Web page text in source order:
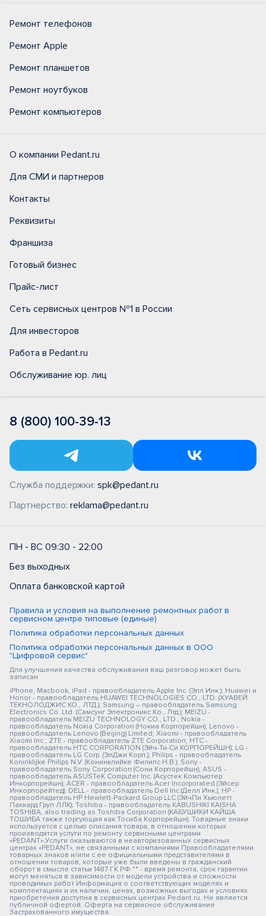
Ремонт телефонов
Ремонт Apple
Ремонт планшетов
Ремонт ноутбуков
Ремонт компьютеров
О компании Pedant.ru
Для СМИ и партнеров
Контакты
Реквизиты
Франшиза
Готовый бизнес
Прайс-лист
Сеть сервисных центров №1 в России
Для инвесторов
Работа в Pedant.ru
Обслуживание юр. лиц
8 (800) 100-39-13
Служба поддержки: spk@pedant.ru
Партнерство: reklama@pedant.ru
ПН - ВС 09:30 - 22:00
Без выходных
Оплата банковской картой
Правила и условия на выполнение ремонтных работ в
сервисном центре типовые (единые)
Политика обработки персональных данных
Политика обработки персональных данных в ООО
"Цифровой сервис"
Для улучшения качества обслуживания ваш разговор может быть
записан
iPhone, Macbook, iPad - правообладатель Apple Inc. (Эпл Инк.); Huawei и
Honor - правообладатель HUAWEI TECHNOLOGIES CO., LTD. (ХУАВЕЙ
ТЕКНОЛОДЖИС КО., ЛТД.); Samsung – правообладатель Samsung
Electronics Co. Ltd. (Самсунг Электроникс Ко., Лтд.); MEIZU -
правообладатель MEIZU TECHNOLOGY CO., LTD.; Nokia -
правообладатель Nokia Corporation (Нокиа Корпорейшн); Lenovo -
правообладатель Lenovo (Beijing) Limited; Xiaomi - правообладатель
Xiaomi Inc.; ZTE - правообладатель ZTE Corporation; HTC -
правообладатель HTC CORPORATION (Эйч-Ти-Си КОРПОРЕЙШН); LG -
правообладатель LG Corp. (ЭлДжи Корп.); Philips - правообладатель
Koninklijke Philips N.V. (Конинклийке Филипс Н.В.); Sony -
правообладатель Sony Corporation (Сони Корпорейшн); ASUS -
правообладатель ASUSTeK Computer Inc. (Асустек Компьютер
Инкорпорейшн); ACER - правообладатель Acer Incorporated (Эйсер
Инкорпорейтед); DELL - правообладатель Dell Inc.(Делл Инк.); HP -
правообладатель HP Hewlett-Packard Group LLC (ЭйчПи Хьюлетт
Паккард Груп ЛЛК); Toshiba - правообладатель KABUSHIKI KAISHA
TOSHIBA, also trading as Toshiba Corporation (КАБУШИКИ КАЙША
ТОШИБА также торгующая как Тосиба Корпорейшн). Товарные знаки
используется с целью описания товара, в отношении которых
производятся услуги по ремонту сервисными центрами
«PEDANT».Услуги оказываются в неавторизованных сервисных
центрах «PEDANT», не связанными с компаниями Правообладателями
товарных знаков и/или с ее официальными представителями в
отношении товаров, которые уже были введены в гражданский
оборот в смысле статьи 1487 ГК РФ ** - время ремонта, срок гарантии
могут меняться в зависимости от модели устройства и сложности
проводимых работ Информация о соответствующих моделях и
комплектациях и их наличии, ценах, возможных выгодах и условиях
приобретения доступна в сервисных центрах Pedant.ru. Не является
публичной офертой. Оферта на сервисное обслуживание
Застрахованного имущества